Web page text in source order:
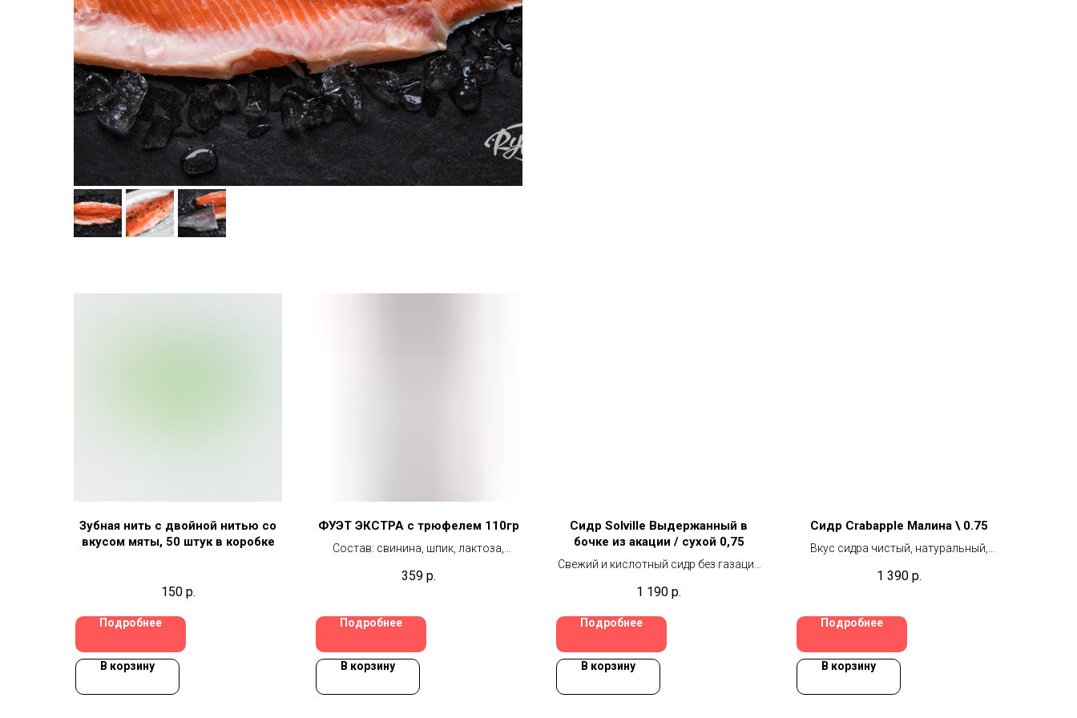
Зубная нить с двойной нитью со
вкусом мяты, 50 штук в коробке
150 р.
Подробнее
В корзину
ФУЭТ ЭКСТРА с трюфелем 110гр
Состав: свинина, шпик, лактоза,
консерванты (нитрат калия, нитрит
антиокислитель (изоаскорбат
натрия), чеснок, краситель (кармины),
ароматизаторы (содержат продукты
переработки молока (в том числе
359 р.
Подробнее
В корзину
Сидр Solville Выдержанный в
бочке из акации / сухой 0,75
Свежий и кислотный сидр без газации
свежими тонами акации,обладает
мягким и гармоничным вкусом
благодаря длительному созреванию в
бочке из акации. В нем раскрываются
тонкие древесные ноты и натуральные
насыщенным и сбалансированным.
1 190 р.
Подробнее
В корзину
Сидр Crabapple Малина \ 0.75
Вкус сидра чистый, натуральный,
сладкий, с захватывающими сладкими
1 390 р.
Подробнее
В корзину